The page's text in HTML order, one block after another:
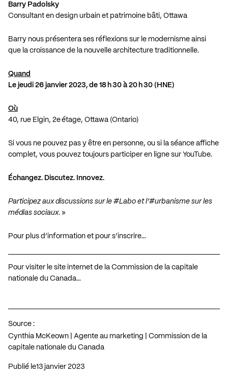
Barry Padolsky
Consultant en design urbain et patrimoine bâti, Ottawa
Barry nous présentera ses réflexions sur le modernisme ainsi
que la croissance de la nouvelle architecture traditionnelle.
Quand
Le jeudi 26 janvier 2023, de 18 h 30 à 20 h 30 (HNE)
Où
40, rue Elgin, 2e étage, Ottawa (Ontario)
Si vous ne pouvez pas y être en personne, ou si la séance affiche
complet, vous pouvez toujours participer en ligne sur YouTube.
Échangez. Discutez. Innovez.
Participez aux discussions sur le #Labo et l’#urbanisme sur les
médias sociaux. »
Pour plus d’information et pour s’inscrire…
Pour visiter le site internet de la Commission de la capitale
nationale du Canada…
Source :
Cynthia McKeown | Agente au marketing | Commission de la
capitale nationale du Canada
Publié le 13 janvier 2023